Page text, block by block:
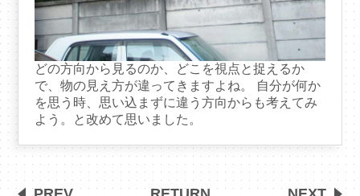
どの方向から見るのか、どこを視点と捉えるか
で、物の見え方が違ってきますよね。 自分が何か
を思う時、思い込まずに違う方向からも考えてみ
よう。と改めて思いました。